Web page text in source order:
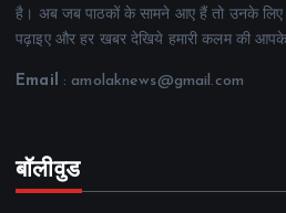
है। अब जब पाठकों के सामने आए हैं तो उनके लिए
पढ़ाइए और हर खबर देखिये हमारी कलम की
Email : amolaknews@gmail.com
बॉलीवुड